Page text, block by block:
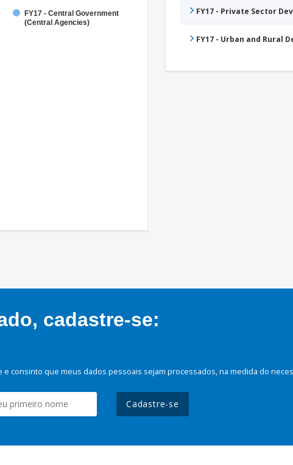
FY17 - Central Government
(Central Agencies)
FY17 - Private Sector
FY17 - Urban and Rural
cadastre-se:
consinto que meus dados pessoais sejam processados, na medida do
Cadastre-se